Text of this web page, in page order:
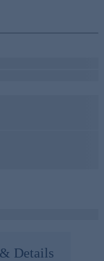
Details